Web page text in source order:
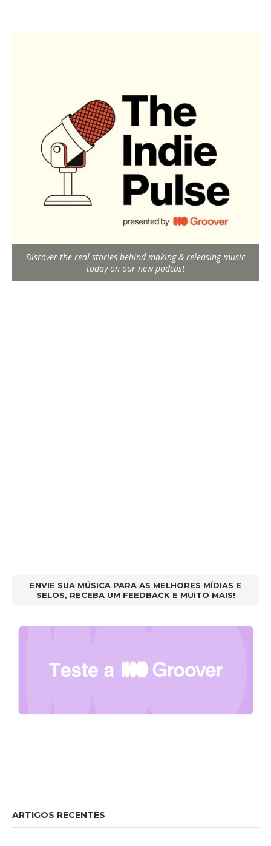
Discover the real stories behind making & releasing music
today on our new podcast
ENVIE SUA MÚSICA PARA AS MELHORES MÍDIAS E
SELOS, RECEBA UM FEEDBACK E MUITO MAIS!
ARTIGOS RECENTES